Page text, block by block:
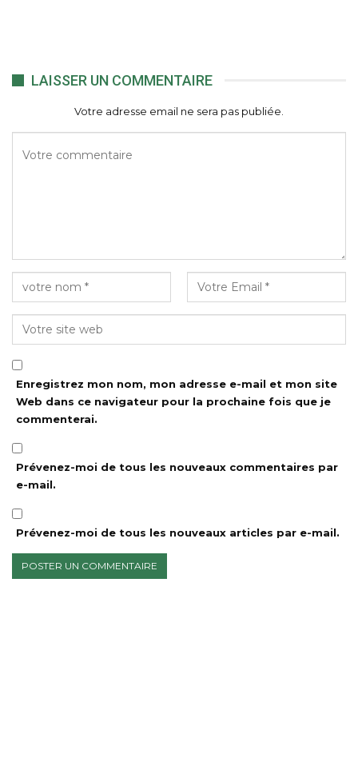
LAISSER UN COMMENTAIRE
Votre adresse email ne sera pas publiée.
Enregistrez mon nom, mon adresse e-mail et mon site
Web dans ce navigateur pour la prochaine fois que je
commenterai.
Prévenez-moi de tous les nouveaux commentaires par
e-mail.
Prévenez-moi de tous les nouveaux articles par e-mail.